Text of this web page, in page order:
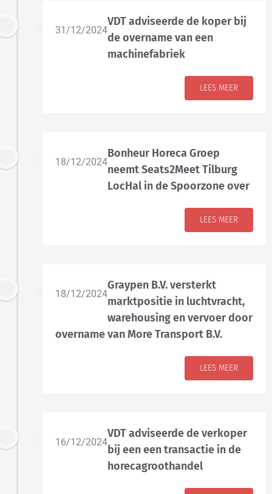
31/12/2024
VDT adviseerde de koper bij
de overname van een
machinefabriek
LEES MEER
18/12/2024
Bonheur Horeca Groep
neemt Seats2Meet Tilburg
LocHal in de Spoorzone over
LEES MEER
18/12/2024
Graypen B.V. versterkt
marktpositie in luchtvracht,
warehousing en vervoer door
overname van More Transport B.V.
LEES MEER
16/12/2024
VDT adviseerde de verkoper
bij een een transactie in de
horecagroothandel